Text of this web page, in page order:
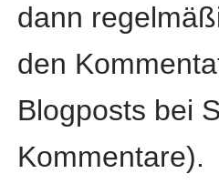
dann
den
Blogposts bei
Kommentare).